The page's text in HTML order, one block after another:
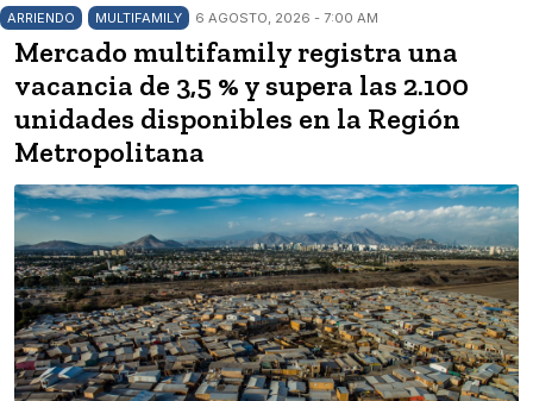
ARRIENDO
MULTIFAMILY 6 AGOSTO, 2026 - 7:00 AM
Mercado multifamily registra una
vacancia de 3,5 % y supera las 2.100
unidades disponibles en la Región
Metropolitana